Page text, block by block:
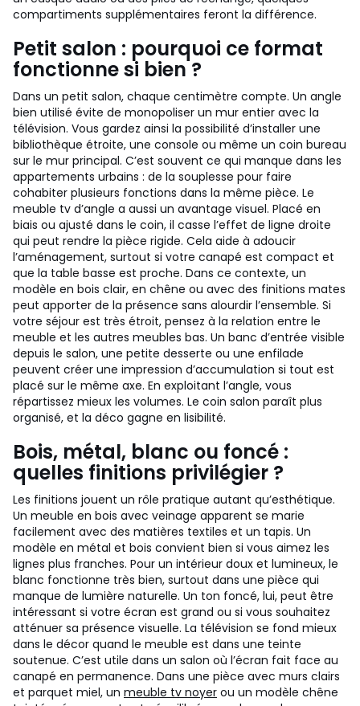
compartiments supplémentaires feront la différence.
Petit salon : pourquoi ce format
fonctionne si bien ?
Dans un petit salon, chaque centimètre compte. Un angle
bien utilisé évite de monopoliser un mur entier avec la
télévision. Vous gardez ainsi la possibilité d’installer une
bibliothèque étroite, une console ou même un coin bureau
sur le mur principal. C’est souvent ce qui manque dans les
appartements urbains : de la souplesse pour faire
cohabiter plusieurs fonctions dans la même pièce. Le
meuble tv d’angle a aussi un avantage visuel. Placé en
biais ou ajusté dans le coin, il casse l’effet de ligne droite
qui peut rendre la pièce rigide. Cela aide à adoucir
l’aménagement, surtout si votre canapé est compact et
que la table basse est proche. Dans ce contexte, un
modèle en bois clair, en chêne ou avec des finitions mates
peut apporter de la présence sans alourdir l’ensemble. Si
votre séjour est très étroit, pensez à la relation entre le
meuble et les autres meubles bas. Un banc d’entrée visible
depuis le salon, une petite desserte ou une enfilade
peuvent créer une impression d’accumulation si tout est
placé sur le même axe. En exploitant l’angle, vous
répartissez mieux les volumes. Le coin salon paraît plus
organisé, et la déco gagne en lisibilité.
Bois, métal, blanc ou foncé :
quelles finitions privilégier ?
Les finitions jouent un rôle pratique autant qu’esthétique.
Un meuble en bois avec veinage apparent se marie
facilement avec des matières textiles et un tapis. Un
modèle en métal et bois convient bien si vous aimez les
lignes plus franches. Pour un intérieur doux et lumineux, le
blanc fonctionne très bien, surtout dans une pièce qui
manque de lumière naturelle. Un ton foncé, lui, peut être
intéressant si votre écran est grand ou si vous souhaitez
atténuer sa présence visuelle. La télévision se fond mieux
dans le décor quand le meuble est dans une teinte
soutenue. C’est utile dans un salon où l’écran fait face au
canapé en permanence. Dans une pièce avec murs clairs
et parquet miel, un meuble tv noyer ou un modèle chêne